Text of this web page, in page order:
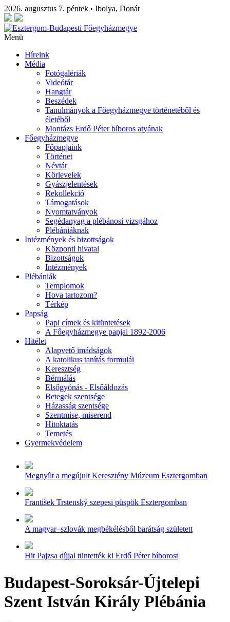
2026. augusztus 7. péntek • Ibolya, Donát
Menü
Híreink
Média
Fotógalériák
Videótár
Hangtár
Beszédek
Tanulmányok a Főegyházmegye történetéből és
életéből
Montázs Erdő Péter bíboros atyának
Főegyházmegye
Főpapjaink
Történet
Névtár
Körlevelek
Gyászjelentések
Rekollekció
Támogatások
Nyomtatványok
Segédanyag a plébánosi vizsgához
Plébániáknak
Intézmények és bizottságok
Központi hivatal
Bizottságok
Intézmények
Plébániák
Templomok
Hova tartozom?
Térkép
Papság
Papi címek és kitüntetések
A Főegyházmegye papjai 1892-2006
Hitélet
Alapvető imádságok
A katolikus tanítás formulái
Keresztség
Bérmálás
Elsőgyónás - Elsőáldozás
Betegek szentsége
Házasság szentsége
Szentmise, miserend
Hitoktatás
Temetés
Gyermekvédelem
Megnyílt a megújult Keresztény Múzeum Esztergomban
František Trstenský szepesi püspök Esztergomban
A magyar–szlovák megbékélésből barátság született
Hit Pajzsa díjjal tüntették ki Erdő Péter bíborost
Budapest-Soroksár-Újtelepi
Szent István Király Plébánia